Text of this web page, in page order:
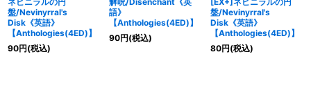
盤/Nevinyrral's
Disk《英語》
【Anthologies(4ED)】
90円(税込)
語》
【Anthologies(4ED)】
90円(税込)
盤/Nevinyrral's
Disk《英語》
【Anthologies(4ED)】
80円(税込)